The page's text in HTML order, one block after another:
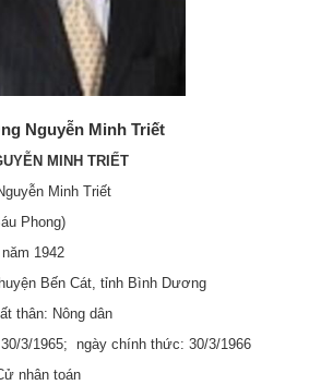
Nguyễn Minh Triết
MINH TRIẾT
Minh Triết
Phong)
1942
Bến Cát, tỉnh Bình Dương
thân: Nông dân
3/1965; ngày chính thức: 30/3/1966
nhân toán